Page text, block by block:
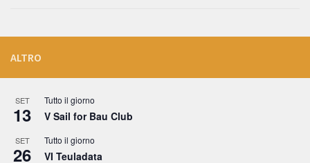
ALTRO
SET
13
Tutto il giorno
V Sail for Bau Club
SET
26
Tutto il giorno
VI Teuladata